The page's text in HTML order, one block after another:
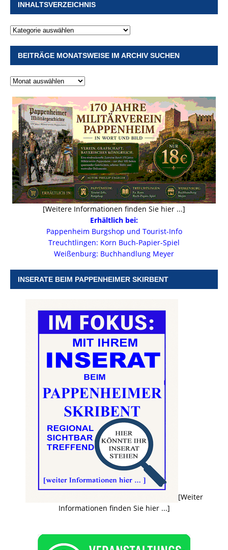
INHALTSVERZEICHNIS
BEITRÄGE MONATSWEISE IM ARCHIV SUCHEN
[Weitere Informationen finden Sie hier ...]
Erhältlich bei:
Pappenheim Burgshop und Tourist-Info
Treuchtlingen: Korn Buch-Papier-Spiel
Weißenburg: Buchhandlung Meyer
INSERATE BEIM PAPPENHEIMER SKIRBENT
[Weiter
Informationen finden Sie hier ...]